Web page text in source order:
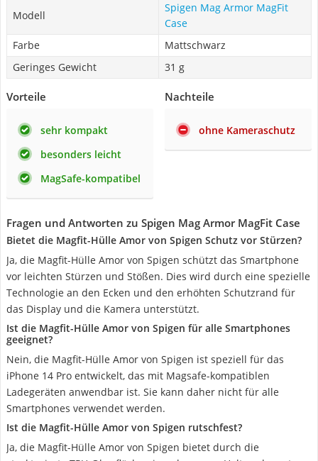
Modell
Spigen Mag Armor MagFit
Case
Farbe
Mattschwarz
Geringes Gewicht
31 g
Vorteile
sehr kompakt
besonders leicht
MagSafe-kompatibel
Nachteile
ohne Kameraschutz
Fragen und Antworten zu Spigen Mag Armor MagFit Case
Bietet die Magfit-Hülle Amor von Spigen Schutz vor Stürzen?
Ja, die Magfit-Hülle Amor von Spigen schützt das Smartphone
vor leichten Stürzen und Stößen. Dies wird durch eine spezielle
Technologie an den Ecken und den erhöhten Schutzrand für
das Display und die Kamera unterstützt.
Ist die Magfit-Hülle Amor von Spigen für alle Smartphones
geeignet?
Nein, die Magfit-Hülle Amor von Spigen ist speziell für das
iPhone 14 Pro entwickelt, das mit Magsafe-kompatiblen
Ladegeräten anwendbar ist. Sie kann daher nicht für alle
Smartphones verwendet werden.
Ist die Magfit-Hülle Amor von Spigen rutschfest?
Ja, die Magfit-Hülle Amor von Spigen bietet durch die